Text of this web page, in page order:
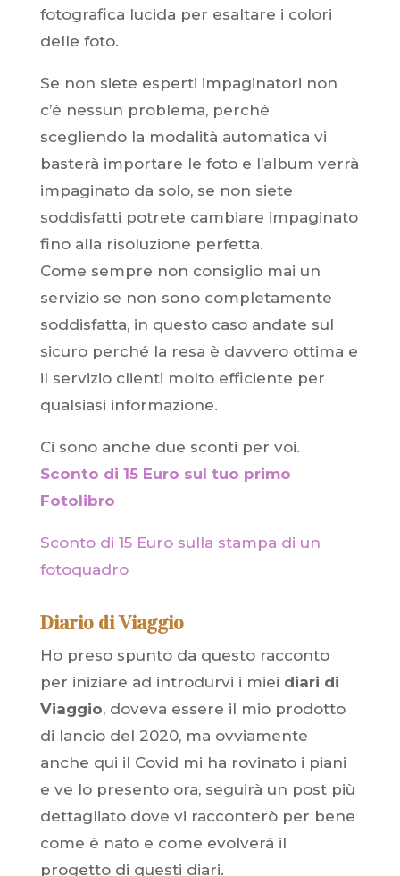
fotografica lucida per esaltare i colori
delle foto.
Se non siete esperti impaginatori non
c’è nessun problema, perché
scegliendo la modalità automatica vi
basterà importare le foto e l’album verrà
impaginato da solo, se non siete
soddisfatti potrete cambiare impaginato
fino alla risoluzione perfetta.
Come sempre non consiglio mai un
servizio se non sono completamente
soddisfatta, in questo caso andate sul
sicuro perché la resa è davvero ottima e
il servizio clienti molto efficiente per
qualsiasi informazione.
Ci sono anche due sconti per voi.
Sconto di 15 Euro sul tuo primo
Fotolibro
Sconto di 15 Euro sulla stampa di un
fotoquadro
Diario di Viaggio
Ho preso spunto da questo racconto
per iniziare ad introdurvi i miei diari di
Viaggio, doveva essere il mio prodotto
di lancio del 2020, ma ovviamente
anche qui il Covid mi ha rovinato i piani
e ve lo presento ora, seguirà un post più
dettagliato dove vi racconterò per bene
come è nato e come evolverà il
progetto di questi diari.